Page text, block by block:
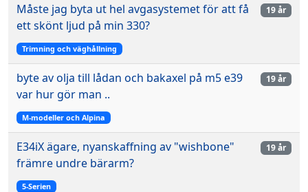
Måste jag byta ut hel avgasystemet för att få
ett skönt ljud på min 330?
Trimning och väghållning
19 år
byte av olja till lådan och bakaxel på m5 e39
var hur gör man ..
M-modeller och Alpina
19 år
E34iX ägare, nyanskaffning av "wishbone"
främre undre bärarm?
5-Serien
19 år